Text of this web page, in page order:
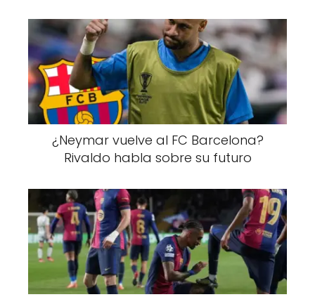
¿Neymar vuelve al FC Barcelona?
Rivaldo habla sobre su futuro